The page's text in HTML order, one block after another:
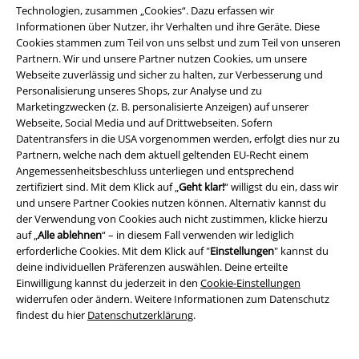
Technologien, zusammen „Cookies“. Dazu erfassen wir
Informationen über Nutzer, ihr Verhalten und ihre Geräte. Diese
Cookies stammen zum Teil von uns selbst und zum Teil von unseren
Partnern. Wir und unsere Partner nutzen Cookies, um unsere
Webseite zuverlässig und sicher zu halten, zur Verbesserung und
Personalisierung unseres Shops, zur Analyse und zu
Marketingzwecken (z. B. personalisierte Anzeigen) auf unserer
Webseite, Social Media und auf Drittwebseiten. Sofern
Datentransfers in die USA vorgenommen werden, erfolgt dies nur zu
Partnern, welche nach dem aktuell geltenden EU-Recht einem
Angemessenheitsbeschluss unterliegen und entsprechend
zertifiziert sind. Mit dem Klick auf „Geht klar!“ willigst du ein, dass wir
und unsere Partner Cookies nutzen können. Alternativ kannst du
der Verwendung von Cookies auch nicht zustimmen, klicke hierzu
auf „Alle ablehnen“ – in diesem Fall verwenden wir lediglich
erforderliche Cookies. Mit dem Klick auf "Einstellungen" kannst du
deine individuellen Präferenzen auswählen. Deine erteilte
Einwilligung kannst du jederzeit in den Cookie-Einstellungen
widerrufen oder ändern. Weitere Informationen zum Datenschutz
findest du hier Datenschutzerklärung.
wieder tolle Neuigkeiten zu entdecken.
Bock auf noch mehr gute Musik? Kein Problem, schau doch auch mal
beiBring Me The Horizon,Linkin Park,Callejon,Lorna Shoreoder
Butcher Sistersvorbei.
#MAG - Das EMP-Magazin
#REVIEW
Electric Callboy - TEKKNO - Stillstand ist der Tod - her mit den
Kollaborationen!
#MAG Musik•#MAG Gaming•#MAG Filme+Serien
15%
E-Mail Newsletter
Greif einen 15%* Gutschein ab, wenn du dich
jetzt anmeldest!Mehr Infos